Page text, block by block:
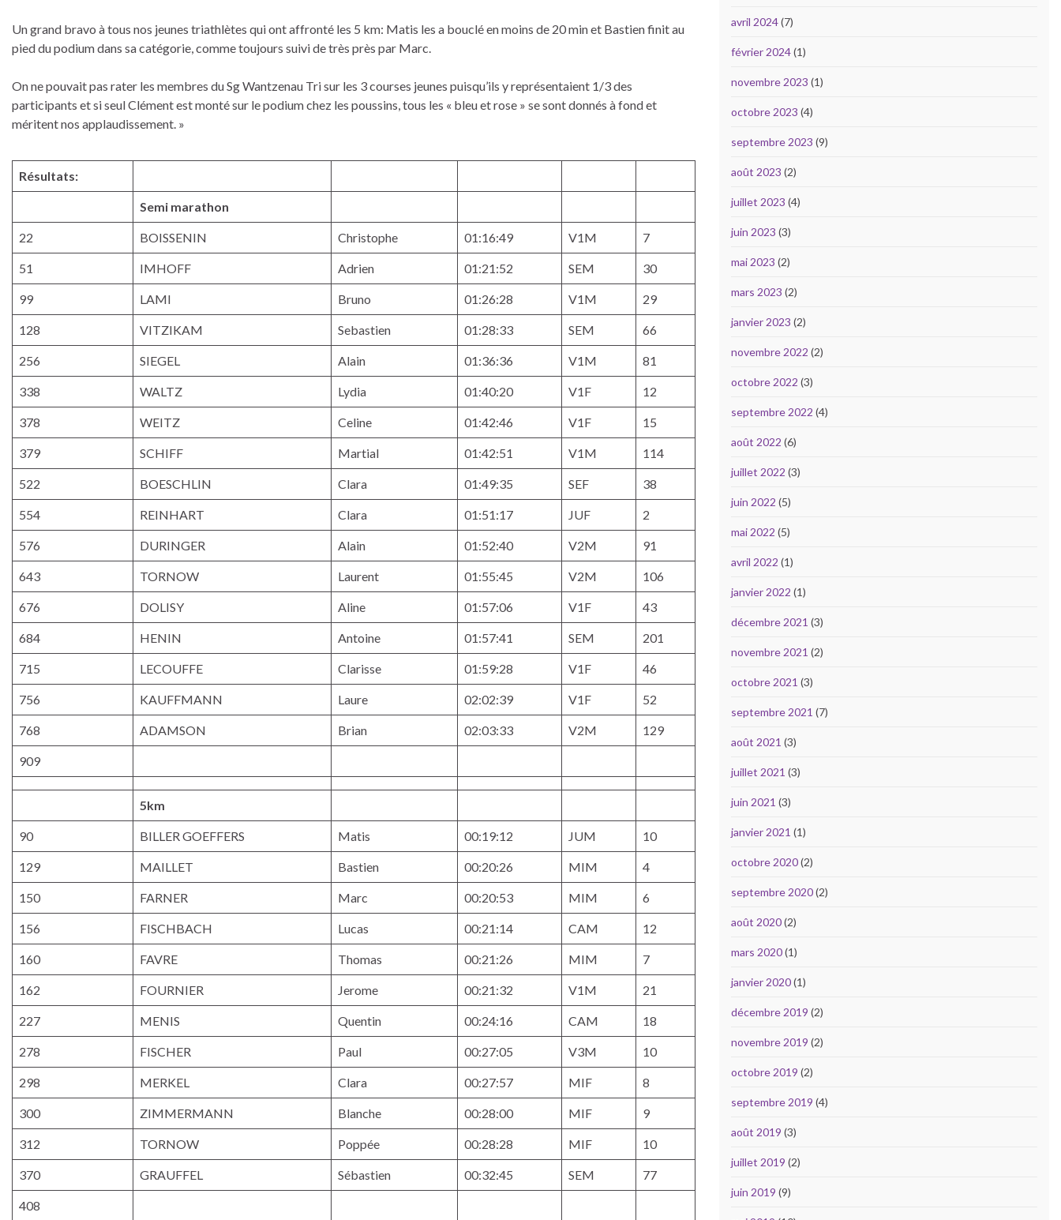
Un grand bravo à tous nos jeunes triathlètes qui ont affronté les 5 km: Matis les a bouclé en moins de 20 min et Bastien finit au
pied du podium dans sa catégorie, comme toujours suivi de très près par Marc.
On ne pouvait pas rater les membres du Sg Wantzenau Tri sur les 3 courses jeunes puisqu’ils y représentaient 1/3 des
participants et si seul Clément est monté sur le podium chez les poussins, tous les « bleu et rose » se sont donnés à fond et
méritent nos applaudissement. »
Résultats:
Semi marathon
22 BOISSENIN Christophe 01:16:49 V1M 7
51 IMHOFF Adrien 01:21:52 SEM 30
99 LAMI Bruno 01:26:28 V1M 29
128 VITZIKAM Sebastien 01:28:33 SEM 66
256 SIEGEL Alain 01:36:36 V1M 81
338 WALTZ Lydia 01:40:20 V1F 12
378 WEITZ Celine 01:42:46 V1F 15
379 SCHIFF Martial 01:42:51 V1M 114
522 BOESCHLIN Clara 01:49:35 SEF 38
554 REINHART Clara 01:51:17 JUF 2
576 DURINGER Alain 01:52:40 V2M 91
643 TORNOW Laurent 01:55:45 V2M 106
676 DOLISY Aline 01:57:06 V1F 43
684 HENIN Antoine 01:57:41 SEM 201
715 LECOUFFE Clarisse 01:59:28 V1F 46
756 KAUFFMANN Laure 02:02:39 V1F 52
768 ADAMSON Brian 02:03:33 V2M 129
909
5km
90 BILLER GOEFFERS Matis 00:19:12 JUM 10
129 MAILLET Bastien 00:20:26 MIM 4
150 FARNER Marc 00:20:53 MIM 6
156 FISCHBACH Lucas 00:21:14 CAM 12
160 FAVRE Thomas 00:21:26 MIM 7
162 FOURNIER Jerome 00:21:32 V1M 21
227 MENIS Quentin 00:24:16 CAM 18
278 FISCHER Paul 00:27:05 V3M 10
298 MERKEL Clara 00:27:57 MIF 8
300 ZIMMERMANN Blanche 00:28:00 MIF 9
312 TORNOW Poppée 00:28:28 MIF 10
370 GRAUFFEL Sébastien 00:32:45 SEM 77
408
avril 2024(7)
février 2024(1)
novembre 2023 (1)
octobre 2023 (4)
septembre 2023 (9)
août 2023 (2)
juillet 2023 (4)
juin 2023 (3)
mai 2023 (2)
mars 2023 (2)
janvier 2023 (2)
novembre 2022 (2)
octobre 2022 (3)
septembre 2022 (4)
août 2022 (6)
juillet 2022 (3)
juin 2022 (5)
mai 2022 (5)
avril 2022 (1)
janvier 2022 (1)
décembre 2021 (3)
novembre 2021 (2)
octobre 2021 (3)
septembre 2021 (7)
août 2021 (3)
juillet 2021 (3)
juin 2021 (3)
janvier 2021 (1)
octobre 2020(2)
septembre 2020(2)
août 2020(2)
mars 2020(1)
janvier 2020(1)
décembre 2019 (2)
novembre 2019 (2)
octobre 2019 (2)
septembre 2019 (4)
août 2019 (3)
juillet 2019 (2)
juin 2019 (9)